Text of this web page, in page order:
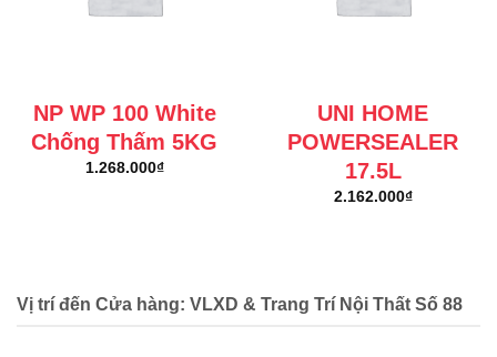
NP WP 100 White
Chống Thấm 5KG
1.268.000₫
UNI HOME
POWERSEALER
17.5L
2.162.000₫
Vị trí đến Cửa hàng: VLXD & Trang Trí Nội Thất Số 88